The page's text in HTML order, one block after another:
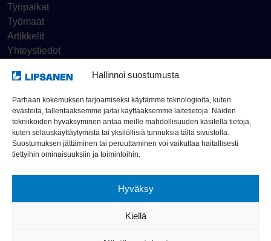
Hallinnoi suostumusta
Parhaan kokemuksen tarjoamiseksi käytämme teknologioita, kuten
evästeitä, tallentaaksemme ja/tai käyttääksemme laitetietoja. Näiden
tekniikoiden hyväksyminen antaa meille mahdollisuuden käsitellä tietoja,
kuten selauskäyttäytymistä tai yksilöllisiä tunnuksia tällä sivustolla.
Suostumuksen jättäminen tai peruuttaminen voi vaikuttaa haitallisesti
tiettyihin ominaisuuksiin ja toimintoihin.
Hyväksy
Kiellä
Työpaikat
Työmaat
Artikkelit
Yhteystiedot
Ilmoituskanava
© Rakennusliike Lipsanen Oy 2026